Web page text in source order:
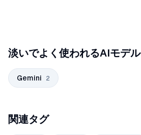
淡いでよく使われるAIモデル
Gemini 2
関連タグ